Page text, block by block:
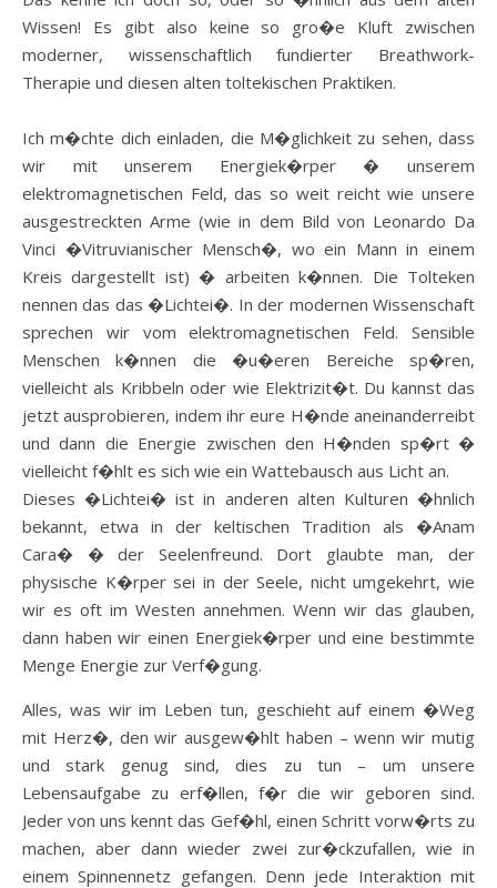
Wissen! Es gibt also keine so gro�e Kluft zwischen
moderner, wissenschaftlich fundierter Breathwork-
Therapie und diesen alten toltekischen Praktiken.
Ich m�chte dich einladen, die M�glichkeit zu sehen, dass
wir mit unserem Energiek�rper � unserem
elektromagnetischen Feld, das so weit reicht wie unsere
ausgestreckten Arme (wie in dem Bild von Leonardo Da
Vinci �Vitruvianischer Mensch�, wo ein Mann in einem
Kreis dargestellt ist) � arbeiten k�nnen. Die Tolteken
nennen das das �Lichtei�. In der modernen Wissenschaft
sprechen wir vom elektromagnetischen Feld. Sensible
Menschen k�nnen die �u�eren Bereiche sp�ren,
vielleicht als Kribbeln oder wie Elektrizit�t. Du kannst das
jetzt ausprobieren, indem ihr eure H�nde aneinanderreibt
und dann die Energie zwischen den H�nden sp�rt �
vielleicht f�hlt es sich wie ein Wattebausch aus Licht an.
Dieses �Lichtei� ist in anderen alten Kulturen �hnlich
bekannt, etwa in der keltischen Tradition als �Anam
Cara� � der Seelenfreund. Dort glaubte man, der
physische K�rper sei in der Seele, nicht umgekehrt, wie
wir es oft im Westen annehmen. Wenn wir das glauben,
dann haben wir einen Energiek�rper und eine bestimmte
Menge Energie zur Verf�gung.
Alles, was wir im Leben tun, geschieht auf einem �Weg
mit Herz�, den wir ausgew�hlt haben – wenn wir mutig
und stark genug sind, dies zu tun – um unsere
Lebensaufgabe zu erf�llen, f�r die wir geboren sind.
Jeder von uns kennt das Gef�hl, einen Schritt vorw�rts zu
machen, aber dann wieder zwei zur�ckzufallen, wie in
einem Spinnennetz gefangen. Denn jede Interaktion mit